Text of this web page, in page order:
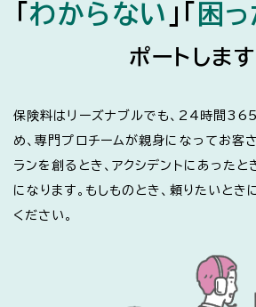
「わからない 」 「 困っ
ポートします
保険料はリーズナブルでも、24時間
め、専門プロチームが親身になってお客
ランを創るとき、アクシデントにあったと
になります。もしものとき、頼りたいと
ください。